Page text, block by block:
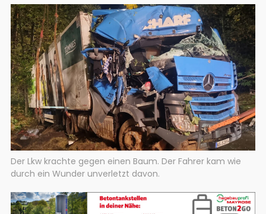
Der Lkw krachte gegen einen Baum. Der Fahrer kam wie
durch ein Wunder unverletzt davon.